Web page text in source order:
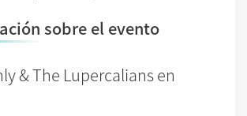
sobre el evento
& The Lupercalians en